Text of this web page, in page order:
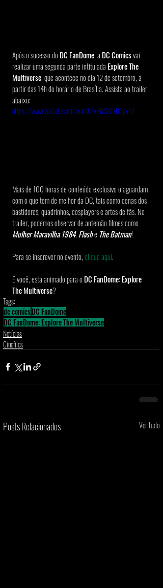
Após o sucesso do DC FanDome, a DC Comics vai
realizar uma segunda parte intitulada Explore The
Multiverse, que acontece no dia 12 de setembro, a
partir das 14h do horário de Brasília. Assista ao trailer
abaixo:
https://www.youtube.com/watch?v=WSoZXBBpvfU
Mais de 100 horas de conteúdo exclusivo o aguardam
com o que tem de melhor da DC, tais como cenas dos
bastidores, quadrinhos, cosplayers e artes de fãs. No
trailer, podemos observar de antemão filmes como
Mulher Maravilha 1984, Flash e The Batman!
Para se inscrever no evento, clique aqui.
E você, está animado para o DC FanDome: Explore
The Multiverse?
Tags:
dc comicsDC FanDome
DC FanDome: Explore The Multiverse
Notícias
Cinefilos
Posts Relacionados Ver tudo